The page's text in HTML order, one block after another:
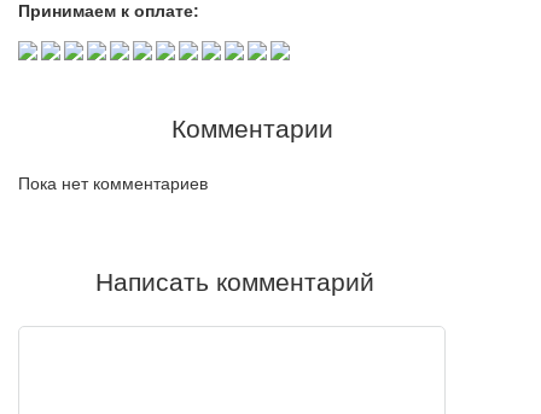
Принимаем к оплате:
Комментарии
Пока нет комментариев
Написать комментарий